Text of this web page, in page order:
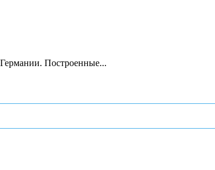
Германии. Построенные...